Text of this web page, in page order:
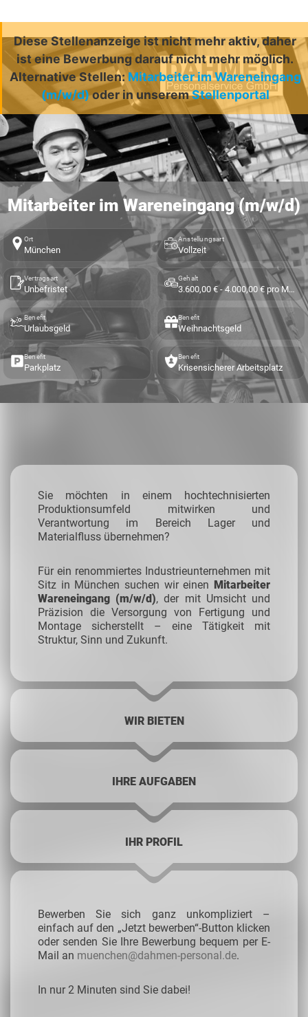
Diese Stellenanzeige ist nicht mehr aktiv, daher
ist eine Bewerbung darauf nicht mehr möglich.
Alternative Stellen: Mitarbeiter im Wareneingang
(m/w/d)oder in unseremStellenportal
Mitarbeiter im Wareneingang (m/w/d)
Ort
München
Anstellungsart
Vollzeit
Vertragsart
Unbefristet
Gehalt
3.600,00 € - 4.000,00 € pro Monat
Benefit
Urlaubsgeld
Benefit
Weihnachtsgeld
Benefit
Parkplatz
Benefit
Krisensicherer Arbeitsplatz
Sie möchten in einem hochtechnisierten
Produktionsumfeld mitwirken und
Verantwortung im Bereich Lager und
Materialfluss übernehmen?
Für ein renommiertes Industrieunternehmen mit
Sitz in München suchen wir einen Mitarbeiter
Wareneingang (m/w/d), der mit Umsicht und
Präzision die Versorgung von Fertigung und
Montage sicherstellt – eine Tätigkeit mit
Struktur, Sinn und Zukunft.
WIR BIETEN
IHRE AUFGABEN
IHR PROFIL
Bewerben Sie sich ganz unkompliziert –
einfach auf den „Jetzt bewerben“-Button klicken
oder senden Sie Ihre Bewerbung bequem per E-
Mail an muenchen@dahmen-personal.de.
In nur 2 Minuten sind Sie dabei!